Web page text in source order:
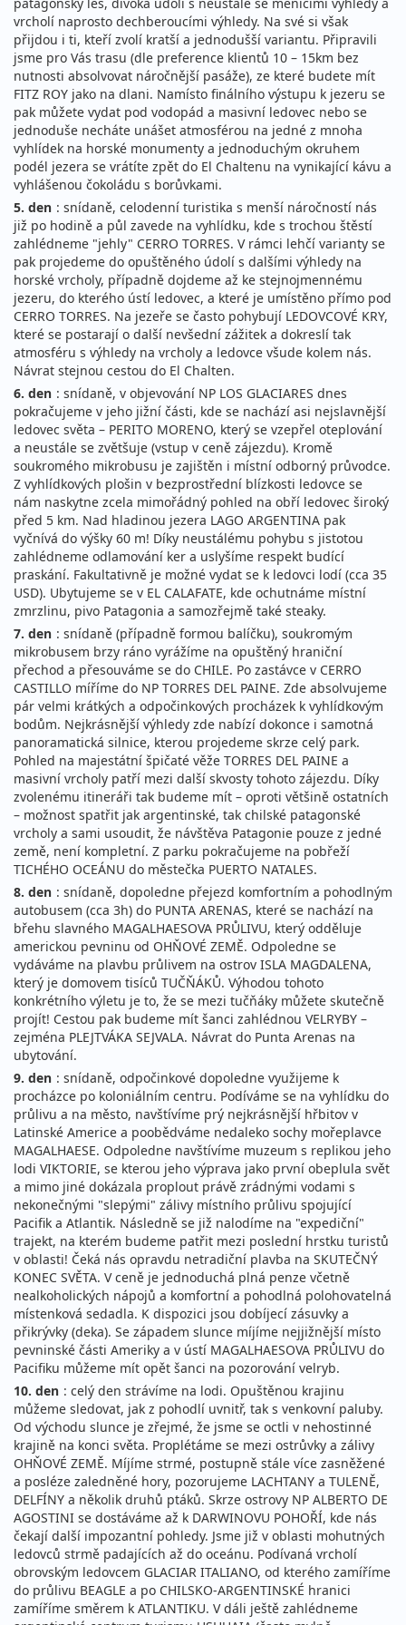
patagonský les, divoká údolí s neustále se měnícími výhledy a
vrcholí naprosto dechberoucími výhledy. Na své si však
přijdou i ti, kteří zvolí kratší a jednodušší variantu. Připravili
jsme pro Vás trasu (dle preference klientů 10 – 15km bez
nutnosti absolvovat náročnější pasáže), ze které budete mít
FITZ ROY jako na dlani. Namísto finálního výstupu k jezeru se
pak můžete vydat pod vodopád a masivní ledovec nebo se
jednoduše necháte unášet atmosférou na jedné z mnoha
vyhlídek na horské monumenty a jednoduchým okruhem
podél jezera se vrátíte zpět do El Chaltenu na vynikající kávu a
vyhlášenou čokoládu s borůvkami.
5. den : snídaně, celodenní turistika s menší náročností nás
již po hodině a půl zavede na vyhlídku, kde s trochou štěstí
zahlédneme "jehly" CERRO TORRES. V rámci lehčí varianty se
pak projedeme do opuštěného údolí s dalšími výhledy na
horské vrcholy, případně dojdeme až ke stejnojmennému
jezeru, do kterého ústí ledovec, a které je umístěno přímo pod
CERRO TORRES. Na jezeře se často pohybují LEDOVCOVÉ KRY,
které se postarají o další nevšední zážitek a dokreslí tak
atmosféru s výhledy na vrcholy a ledovce všude kolem nás.
Návrat stejnou cestou do El Chalten.
6. den : snídaně, v objevování NP LOS GLACIARES dnes
pokračujeme v jeho jižní části, kde se nachází asi nejslavnější
ledovec světa – PERITO MORENO, který se vzepřel oteplování
a neustále se zvětšuje (vstup v ceně zájezdu). Kromě
soukromého mikrobusu je zajištěn i místní odborný průvodce.
Z vyhlídkových plošin v bezprostřední blízkosti ledovce se
nám naskytne zcela mimořádný pohled na obří ledovec široký
před 5 km. Nad hladinou jezera LAGO ARGENTINA pak
vyčnívá do výšky 60 m! Díky neustálému pohybu s jistotou
zahlédneme odlamování ker a uslyšíme respekt budící
praskání. Fakultativně je možné vydat se k ledovci lodí (cca 35
USD). Ubytujeme se v EL CALAFATE, kde ochutnáme místní
zmrzlinu, pivo Patagonia a samozřejmě také steaky.
7. den : snídaně (případně formou balíčku), soukromým
mikrobusem brzy ráno vyrážíme na opuštěný hraniční
přechod a přesouváme se do CHILE. Po zastávce v CERRO
CASTILLO míříme do NP TORRES DEL PAINE. Zde absolvujeme
pár velmi krátkých a odpočinkových procházek k vyhlídkovým
bodům. Nejkrásnější výhledy zde nabízí dokonce i samotná
panoramatická silnice, kterou projedeme skrze celý park.
Pohled na majestátní špičaté věže TORRES DEL PAINE a
masivní vrcholy patří mezi další skvosty tohoto zájezdu. Díky
zvolenému itineráři tak budeme mít – oproti většině ostatních
– možnost spatřit jak argentinské, tak chilské patagonské
vrcholy a sami usoudit, že návštěva Patagonie pouze z jedné
země, není kompletní. Z parku pokračujeme na pobřeží
TICHÉHO OCEÁNU do městečka PUERTO NATALES.
8. den : snídaně, dopoledne přejezd komfortním a pohodlným
autobusem (cca 3h) do PUNTA ARENAS, které se nachází na
břehu slavného MAGALHAESOVA PRŮLIVU, který odděluje
americkou pevninu od OHŇOVÉ ZEMĚ. Odpoledne se
vydáváme na plavbu průlivem na ostrov ISLA MAGDALENA,
který je domovem tisíců TUČŇÁKŮ. Výhodou tohoto
konkrétního výletu je to, že se mezi tučňáky můžete skutečně
projít! Cestou pak budeme mít šanci zahlédnou VELRYBY –
zejména PLEJTVÁKA SEJVALA. Návrat do Punta Arenas na
ubytování.
9. den : snídaně, odpočinkové dopoledne využijeme k
procházce po koloniálním centru. Podíváme se na vyhlídku do
průlivu a na město, navštívíme prý nejkrásnější hřbitov v
Latinské Americe a poobědváme nedaleko sochy mořeplavce
MAGALHAESE. Odpoledne navštívíme muzeum s replikou jeho
lodi VIKTORIE, se kterou jeho výprava jako první obeplula svět
a mimo jiné dokázala proplout právě zrádnými vodami s
nekonečnými "slepými" zálivy místního průlivu spojující
Pacifik a Atlantik. Následně se již nalodíme na "expediční"
trajekt, na kterém budeme patřit mezi poslední hrstku turistů
v oblasti! Čeká nás opravdu netradiční plavba na SKUTEČNÝ
KONEC SVĚTA. V ceně je jednoduchá plná penze včetně
nealkoholických nápojů a komfortní a pohodlná polohovatelná
místenková sedadla. K dispozici jsou dobíjecí zásuvky a
přikrývky (deka). Se západem slunce míjíme nejjižnější místo
pevninské části Ameriky a v ústí MAGALHAESOVA PRŮLIVU do
Pacifiku můžeme mít opět šanci na pozorování velryb.
10. den : celý den strávíme na lodi. Opuštěnou krajinu
můžeme sledovat, jak z pohodlí uvnitř, tak s venkovní paluby.
Od východu slunce je zřejmé, že jsme se octli v nehostinné
krajině na konci světa. Proplétáme se mezi ostrůvky a zálivy
OHŇOVÉ ZEMĚ. Míjíme strmé, postupně stále více zasněžené
a posléze zaledněné hory, pozorujeme LACHTANY a TULENĚ,
DELFÍNY a několik druhů ptáků. Skrze ostrovy NP ALBERTO DE
AGOSTINI se dostáváme až k DARWINOVU POHOŘÍ, kde nás
čekají další impozantní pohledy. Jsme již v oblasti mohutných
ledovců strmě padajících až do oceánu. Podívaná vrcholí
obrovským ledovcem GLACIAR ITALIANO, od kterého zamíříme
do průlivu BEAGLE a po CHILSKO-ARGENTINSKÉ hranici
zamíříme směrem k ATLANTIKU. V dáli ještě zahlédneme